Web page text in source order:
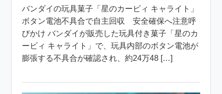
バンダイの玩具菓子「星のカービィ キャライト」
ボタン電池不具合で自主回収 安全確保へ注意呼
びかけ バンダイが販売した玩具付き菓子「星のカ
ービィ キャライト」で、玩具内部のボタン電池が
膨張する不具合が確認され、約24万48 […]